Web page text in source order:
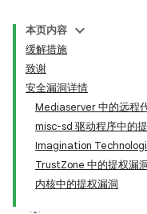
本页内容
缓解措施
致谢
安全漏洞详情
Mediaserver 中的远程
misc-sd 驱动程序中的
Imagination
TrustZone 中的提权漏
内核中的提权漏洞